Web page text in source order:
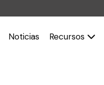
Noticias Recursos